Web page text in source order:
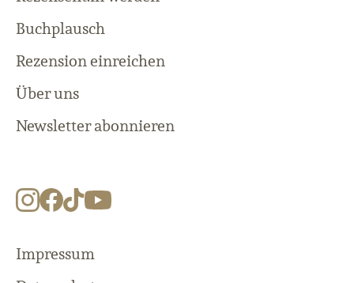
Buchplausch
Rezension einreichen
Über uns
Newsletter abonnieren
Impressum